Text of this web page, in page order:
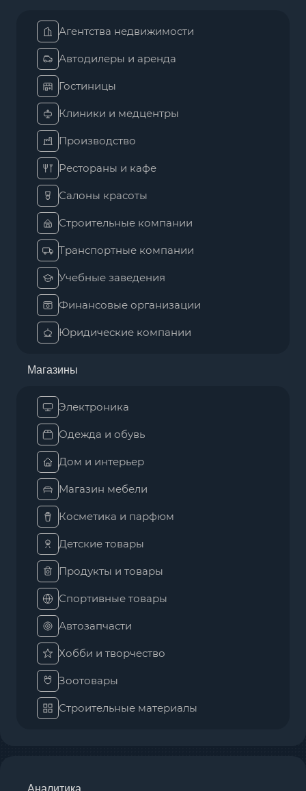
Агентства недвижимости
Автодилеры и аренда
Гостиницы
Клиники и медцентры
Производство
Рестораны и кафе
Салоны красоты
Строительные компании
Транспортные компании
Учебные заведения
Финансовые организации
Юридические компании
Магазины
Электроника
Одежда и обувь
Дом и интерьер
Магазин мебели
Косметика и парфюм
Детские товары
Продукты и товары
Спортивные товары
Автозапчасти
Хобби и творчество
Зоотовары
Строительные материалы